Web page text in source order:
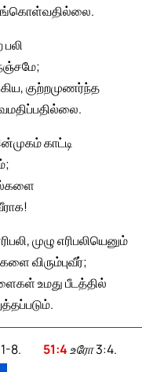
குற்றமுணர்ந்த
காட்டி
முழு எரிபலியெனும்
விரும்புவீர்;
உமது பீடத்தில்
8. 51:4உரோ 3:4.